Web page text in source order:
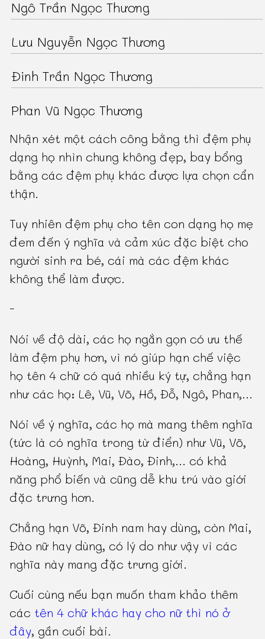
Ngô Trần Ngọc Thương
Lưu Nguyễn Ngọc Thương
Đinh Trần Ngọc Thương
Phan Vũ Ngọc Thương
Nhận xét một cách công bằng thì đệm phụ
dạng họ nhìn chung không đẹp, bay bổng
bằng các đệm phụ khác được lựa chọn cẩn
thận.
Tuy nhiên đệm phụ cho tên con dạng họ mẹ
đem đến ý nghĩa và cảm xúc đặc biệt cho
người sinh ra bé, cái mà các đệm khác
không thể làm được.
-
Nói về độ dài, các họ ngắn gọn có ưu thế
làm đệm phụ hơn, vì nó giúp hạn chế việc
họ tên 4 chữ có quá nhiều ký tự, chẳng hạn
như các họ: Lê, Vũ, Võ, Hồ, Đỗ, Ngô, Phan,...
Nói về ý nghĩa, các họ mà mang thêm nghĩa
(tức là có nghĩa trong từ điển) như Vũ, Võ,
Hoàng, Huỳnh, Mai, Đào, Đinh,... có khả
năng phổ biến và cũng dễ khu trú vào giới
đặc trưng hơn.
Chẳng hạn Võ, Đinh nam hay dùng, còn Mai,
Đào nữ hay dùng, có lý do như vậy vì các
nghĩa này mang đặc trưng giới.
Cuối cùng nếu bạn muốn tham khảo thêm
các tên 4 chữ khác hay cho nữ thì nó ở
đây, gần cuối bài.